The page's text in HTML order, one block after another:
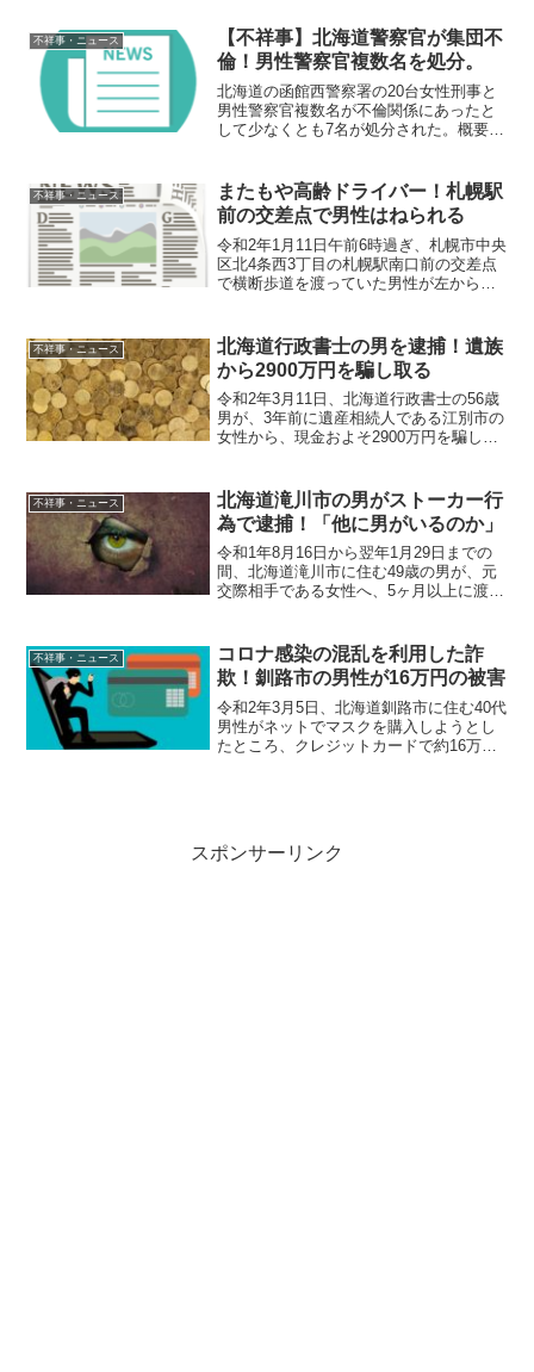
足の骨を折る重傷を負った。女性を轢い
た運転手...
不祥事・ニュース
【不祥事】北海道警察官が集団不
倫！男性警察官複数名を処分。
北海道の函館西警察署の20台女性刑事と
男性警察官複数名が不倫関係にあったと
して少なくとも7名が処分された。概要北
の男性警察官複数名が不倫関係にあった
として懲戒処分や遠...
不祥事・ニュース
またもや高齢ドライバー！札幌駅
前の交差点で男性はねられる
令和2年1月11日午前6時過ぎ、札幌市中央
区北4条西3丁目の札幌駅南口前の交差点
で横断歩道を渡っていた男性が左からき
ぎ、札幌市中央区北4条西3丁目の札幌駅
南口前の交...
不祥事・ニュース
北海道行政書士の男を逮捕！遺族
から2900万円を騙し取る
令和2年3月11日、北海道行政書士の56歳
男が、3年前に遺産相続人である江別市の
女性から、現金およそ2900万円を騙し取
士の56歳男は3年前、死亡した男性の遺産
相続人...
不祥事・ニュース
北海道滝川市の男がストーカー行
為で逮捕！「他に男がいるのか」
令和1年8月16日から翌年1月29日までの
間、北海道滝川市に住む49歳の男が、元
交際相手である女性へ、5ヶ月以上に渡っ
た。 概要令和1年8月16日から翌年1月29
日まで...
不祥事・ニュース
コロナ感染の混乱を利用した詐
欺！釧路市の男性が16万円の被害
令和2年3月5日、北海道釧路市に住む40代
男性がネットでマスクを購入しようとし
たところ、クレジットカードで約16万円
スポンサーリンク